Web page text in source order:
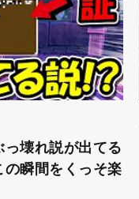
っ壊れ説が出てる
瞬間をくっそ楽